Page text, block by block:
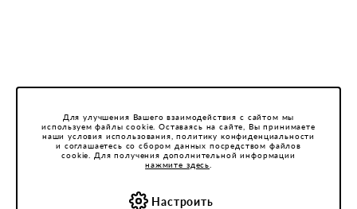
Для улучшения Вашего взаимодействия с сайтом мы
используем файлы cookie. Оставаясь на сайте, Вы принимаете
наши условия использования, политику конфиденциальности
и соглашаетесь со сбором данных посредством файлов
cookie. Для получения дополнительной информации
нажмите здесь
Настроить